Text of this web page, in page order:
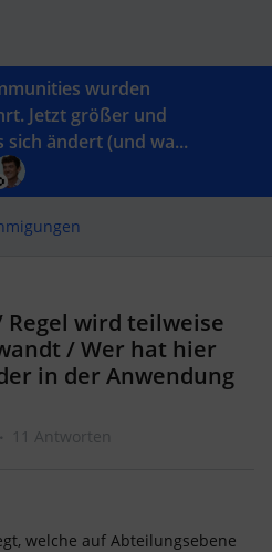
wurden
Jetzt größer und
sich ändert (und wa...
wird teilweise
/ Wer hat hier
in der Anwendung
11 Antworten
welche auf Abteilungsebene